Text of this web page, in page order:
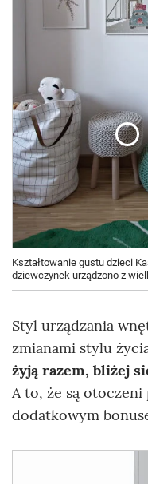
Kształtowanie gustu dzieci
dziewczynek urządzono z
Styl urządzania
zmianami stylu
żyją razem, bliżej
A to, że są
dodatkowym